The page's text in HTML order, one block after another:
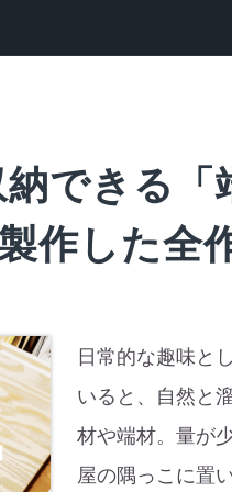
できる「
作した全
日常的な趣味と
いると、自然と
材や端材。量が
屋の隅っこに置